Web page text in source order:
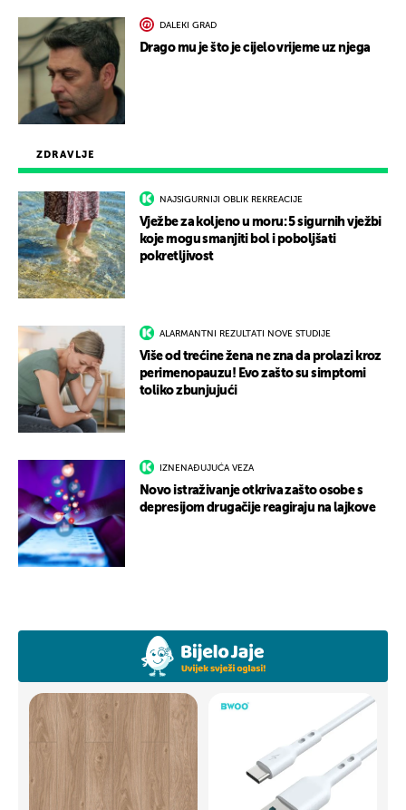
ZDRAVLJE
NAJSIGURNIJI OBLIK REKREACIJE
Vježbe za koljeno u moru: 5 sigurnih vježbi
koje mogu smanjiti bol i poboljšati
pokretljivost
ALARMANTNI REZULTATI NOVE STUDIJE
Više od trećine žena ne zna da prolazi kroz
perimenopauzu! Evo zašto su simptomi
toliko zbunjujući
IZNENAĐUJUĆA VEZA
Novo istraživanje otkriva zašto osobe s
depresijom drugačije reagiraju na lajkove
DALEKI GRAD
Drago mu je što je cijelo vrijeme uz njega